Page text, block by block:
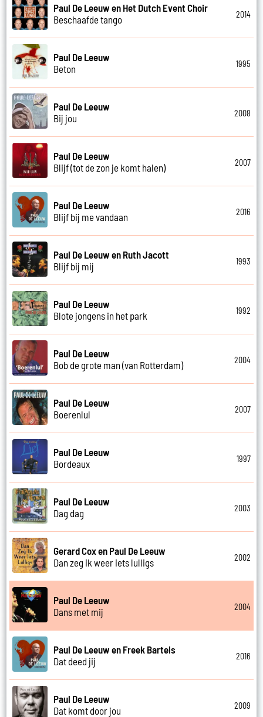
Paul De Leeuw en Het Dutch Event Choir
Beschaafde tango
2014
Paul De Leeuw
Beton
1995
Paul De Leeuw
Bij jou
2008
Paul De Leeuw
Blijf (tot de zon je komt halen)
2007
Paul De Leeuw
Blijf bij me vandaan
2016
Paul De Leeuw en Ruth Jacott
Blijf bij mij
1993
Paul De Leeuw
Blote jongens in het park
1992
Paul De Leeuw
Bob de grote man (van Rotterdam)
2004
Paul De Leeuw
Boerenlul
2007
Paul De Leeuw
Bordeaux
1997
Paul De Leeuw
Dag dag
2003
Gerard Cox en Paul De Leeuw
Dan zeg ik weer iets lulligs
2002
Paul De Leeuw
Dans met mij
2004
Paul De Leeuw en Freek Bartels
Dat deed jij
2016
Paul De Leeuw
Dat komt door jou
2009